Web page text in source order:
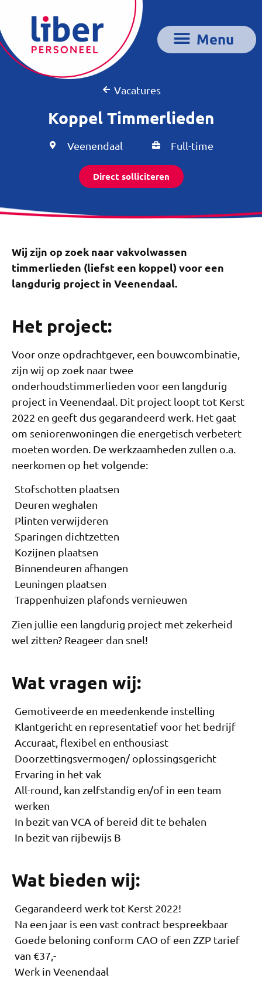
Vacatures
Koppel Timmerlieden
Veenendaal Full-time
Direct solliciteren
Wij zijn op zoek naar vakvolwassen
timmerlieden (liefst een koppel) voor een
langdurig project in Veenendaal.
Het project:
Voor onze opdrachtgever, een bouwcombinatie,
zijn wij op zoek naar twee
onderhoudstimmerlieden voor een langdurig
project in Veenendaal. Dit project loopt tot Kerst
2022 en geeft dus gegarandeerd werk. Het gaat
om seniorenwoningen die energetisch verbetert
moeten worden. De werkzaamheden zullen o.a.
neerkomen op het volgende:
Stofschotten plaatsen
Deuren weghalen
Plinten verwijderen
Sparingen dichtzetten
Kozijnen plaatsen
Binnendeuren afhangen
Leuningen plaatsen
Trappenhuizen plafonds vernieuwen
Zien jullie een langdurig project met zekerheid
wel zitten? Reageer dan snel!
Wat vragen wij:
Gemotiveerde en meedenkende instelling
Klantgericht en representatief voor het bedrijf
Accuraat, flexibel en enthousiast
Doorzettingsvermogen/ oplossingsgericht
Ervaring in het vak
All-round, kan zelfstandig en/of in een team
werken
In bezit van VCA of bereid dit te behalen
In bezit van rijbewijs B
Wat bieden wij:
Gegarandeerd werk tot Kerst 2022!
Na een jaar is een vast contract bespreekbaar
Goede beloning conform CAO of een ZZP tarief
van €37,-
Werk in Veenendaal